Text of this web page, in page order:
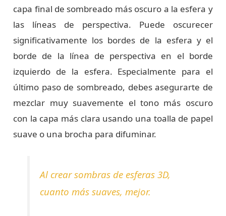
capa final de sombreado más oscuro a la esfera y
las líneas de perspectiva. Puede oscurecer
significativamente los bordes de la esfera y el
borde de la línea de perspectiva en el borde
izquierdo de la esfera. Especialmente para el
último paso de sombreado, debes asegurarte de
mezclar muy suavemente el tono más oscuro
con la capa más clara usando una toalla de papel
suave o una brocha para difuminar.
Al crear sombras de esferas 3D,
cuanto más suaves, mejor.